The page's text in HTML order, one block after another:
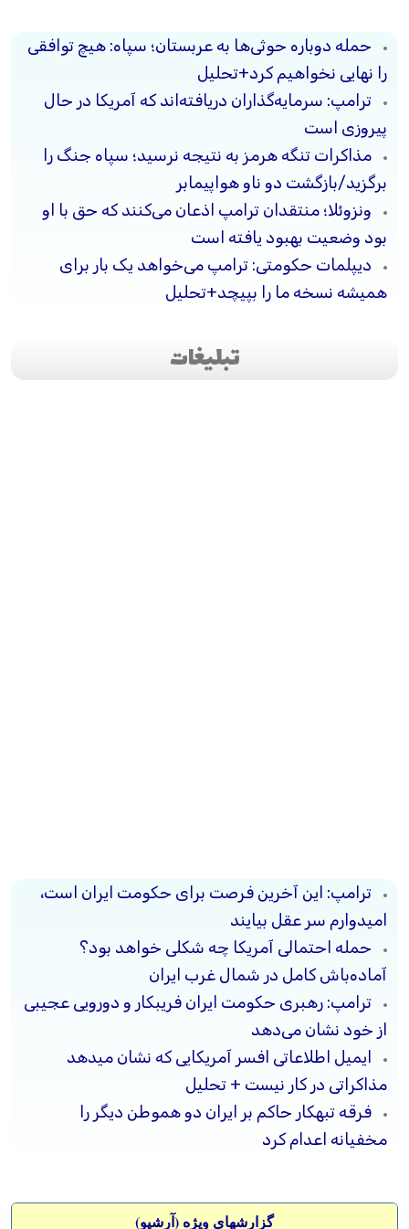
حمله دوباره حوثی‌ها به عربستان؛ سپاه: هیچ توافقی
را نهایی نخواهیم کرد+تحلیل
ترامپ: سرمایه‌گذاران دریافته‌اند که آمریکا در حال
پیروزی است
مذاکرات تنگه هرمز به نتیجه نرسید؛ سپاه جنگ را
برگزید/بازگشت دو ناو هواپیمابر
ونزوئلا؛ منتقدان ترامپ اذعان می‌کنند که حق با او
بود وضعیت بهبود یافته است
دیپلمات حکومتی: ترامپ می‌خواهد یک بار برای
همیشه نسخه ما را بپیچد+تحلیل
تبلیغات
ترامپ: این آخرین فرصت برای حکومت ایران است،
امیدوارم سر عقل بیایند
حمله احتمالی آمریکا چه شکلی خواهد بود؟
آماده‌باش کامل در شمال غرب ایران
ترامپ: رهبری حکومت ایران فریبکار و دورویی عجیبی
از خود نشان می‌دهد
ایمیل اطلاعاتی افسر آمریکایی که نشان میدهد
مذاکراتی در کار نیست + تحلیل
فرقه تبهکار حاکم بر ایران دو هموطن دیگر را
مخفیانه اعدام کرد
گزارشهای ویژه (آرشيو)